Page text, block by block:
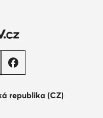
republika (CZ)